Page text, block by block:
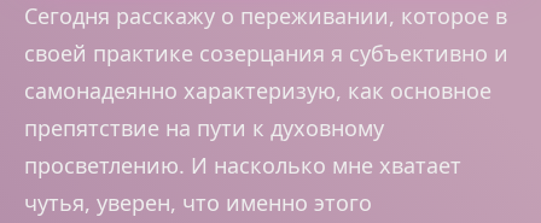
Сегодня расскажу о переживании, которое в
своей практике созерцания я субъективно и
самонадеянно характеризую, как основное
препятствие на пути к духовному
просветлению. И насколько мне хватает
чутья, уверен, что именно этого